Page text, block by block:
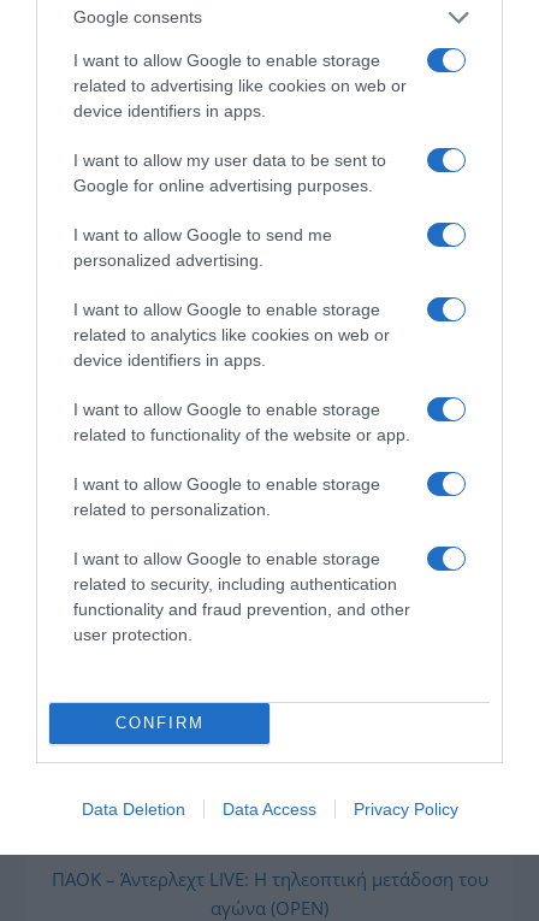
Google consents
I want to allow Google to enable storage
related to advertising like cookies on web or
device identifiers in apps.
I want to allow my user data to be sent to
Google for online advertising purposes.
I want to allow Google to send me
personalized advertising.
I want to allow Google to enable storage
related to analytics like cookies on web or
device identifiers in apps.
I want to allow Google to enable storage
related to functionality of the website or app.
I want to allow Google to enable storage
related to personalization.
I want to allow Google to enable storage
related to security, including authentication
functionality and fraud prevention, and other
user protection.
CONFIRM
Data Deletion Data Access Privacy Policy
της Ζωής μας
Οι άνθρωποι, οι αυθεντικές ιστορίες,
το ελληνικό καλοκαίρι και ένας
πολιτισμός που μας ενώνει κάθε μέρα.
ΌΣΑ ΧΡΕΙΆΖΕΣΑΙ
ΓΙΑ ΤΟ ΚΑΛΟΚΑΊΡΙ ΣΟΥ →
ΡΟΗ ΕΙΔΗΣΕΩΝ
ΠΑΟΚ – Άντερλεχτ LIVE: Η τηλεοπτική μετάδοση του
αγώνα (OPEN)